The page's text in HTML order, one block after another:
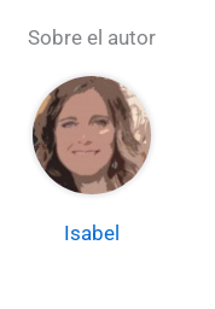
Sobre el autor
Isabel